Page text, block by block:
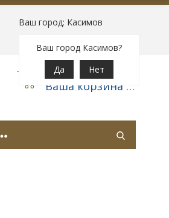
Ваш город: Касимов
Ваш город Касимов?
Да
Нет
Вход |Регистрация
Корзина
Ваша корзина пуста